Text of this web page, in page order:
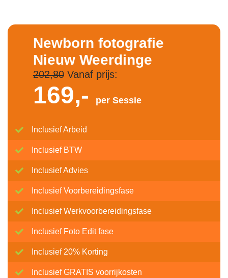
Newborn fotografie
Nieuw Weerdinge
202,80Vanaf prijs:
169,- per Sessie
Inclusief Arbeid
Inclusief BTW
Inclusief Advies
Inclusief Voorbereidingsfase
Inclusief Werkvoorbereidingsfase
Inclusief Foto Edit fase
Inclusief 20% Korting
Inclusief GRATIS voorrijkosten